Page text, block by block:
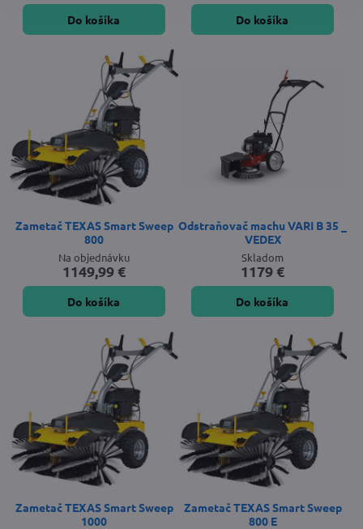
Do košíka Do košíka
Zametač TEXAS Smart Sweep
800
Na objednávku
1149,99 €
Do košíka
Odstraňovač machu VARI B 35 _
VEDEX
Skladom
1179 €
Do košíka
Zametač TEXAS Smart Sweep
1000
Zametač TEXAS Smart Sweep
800 E